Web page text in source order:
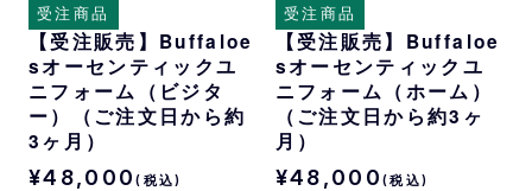
受注商品
【受注販売】Buffaloe
sオーセンティックユ
ニフォーム（ビジタ
ー）（ご注文日から約
3ヶ月）
¥48,000(税込)
受注商品
【受注販売】Buffaloe
sオーセンティックユ
ニフォーム（ホーム）
（ご注文日から約3ヶ
月）
¥48,000(税込)